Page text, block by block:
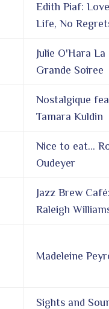
Edith Piaf:
Life, No
Julie O'Hara La
Grande Soiree
Nostalgique
Tamara Kuldin
Nice to eat…
Oudeyer
Jazz Brew
Raleigh
Madeleine
Sights and